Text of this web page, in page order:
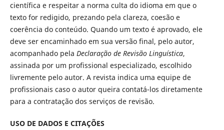
científica e respeitar a norma culta do idioma em que o
texto for redigido, prezando pela clareza, coesão e
coerência do conteúdo. Quando um texto é aprovado, ele
deve ser encaminhado em sua versão final, pelo autor,
acompanhado pela Declaração de Revisão Linguística,
assinada por um profissional especializado, escolhido
livremente pelo autor. A revista indica uma equipe de
profissionais caso o autor queira contatá-los diretamente
para a contratação dos serviços de revisão.
USO DE DADOS E CITAÇÕES